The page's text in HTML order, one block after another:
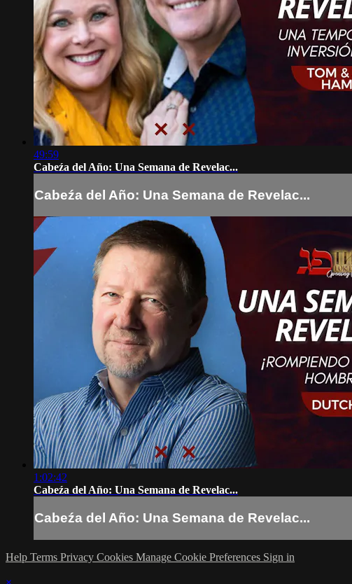
49:59
Cabeźa del Año: Una Semana de Revelac...
Cabeźa del Año: Una Semana de Revelac...
1:02:42
Cabeźa del Año: Una Semana de Revelac...
Cabeźa del Año: Una Semana de Revelac...
Help Terms Privacy Cookies Manage Cookie Preferences Sign in